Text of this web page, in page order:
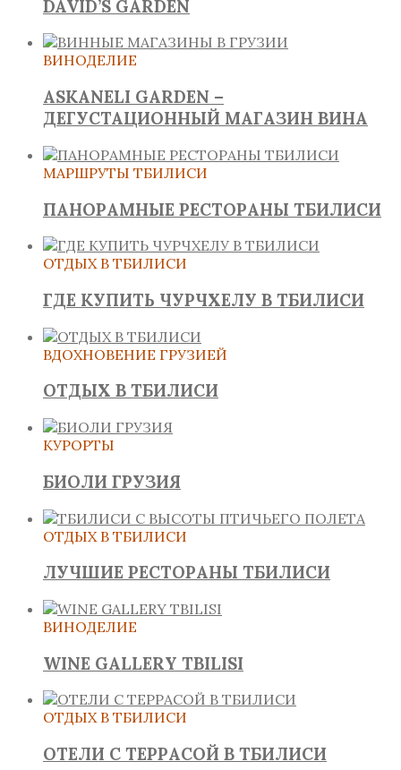
DAVID’S GARDEN
ВИНОДЕЛИЕ
ASKANELI GARDEN –
ДЕГУСТАЦИОННЫЙ МАГАЗИН ВИНА
МАРШРУТЫ ТБИЛИСИ
ПАНОРАМНЫЕ РЕСТОРАНЫ ТБИЛИСИ
ОТДЫХ В ТБИЛИСИ
ГДЕ КУПИТЬ ЧУРЧХЕЛУ В ТБИЛИСИ
ВДОХНОВЕНИЕ ГРУЗИЕЙ
ОТДЫХ В ТБИЛИСИ
КУРОРТЫ
БИОЛИ ГРУЗИЯ
ОТДЫХ В ТБИЛИСИ
ЛУЧШИЕ РЕСТОРАНЫ ТБИЛИСИ
ВИНОДЕЛИЕ
WINE GALLERY TBILISI
ОТДЫХ В ТБИЛИСИ
ОТЕЛИ С ТЕРРАСОЙ В ТБИЛИСИ